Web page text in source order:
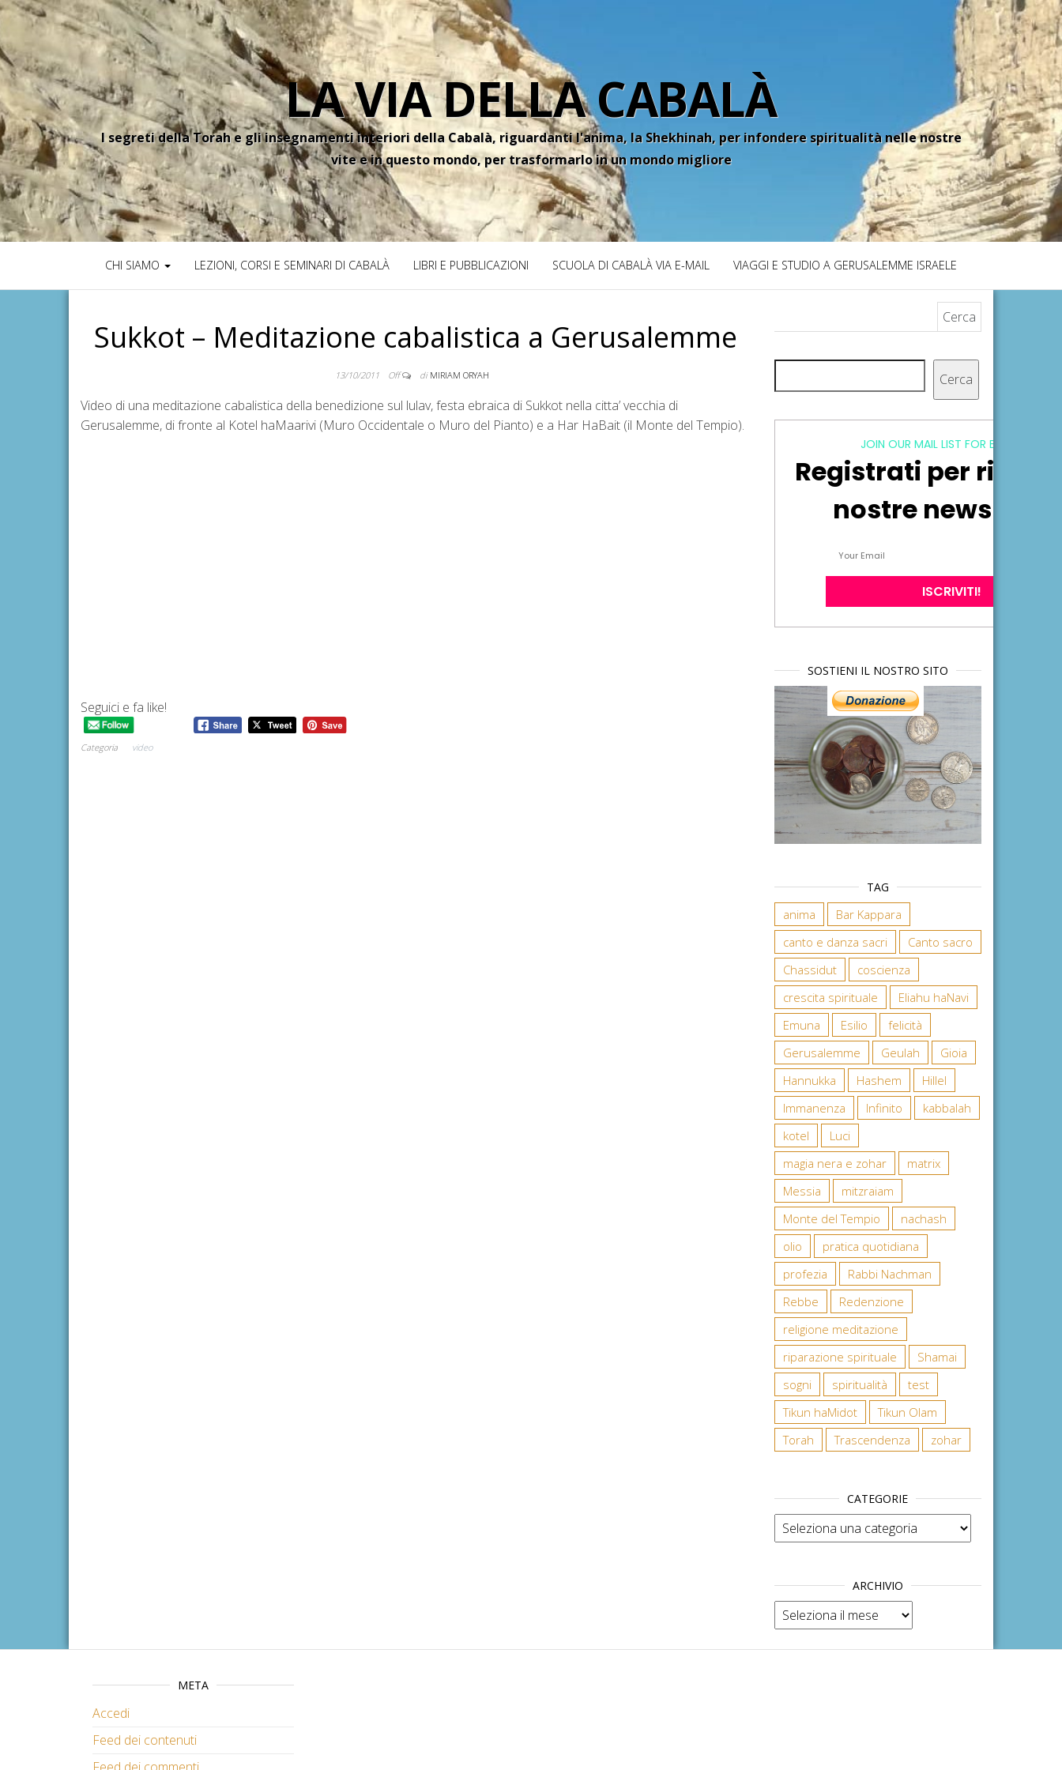
LA VIA DELLA CABALÀ
I segreti della Torah e gli insegnamenti interiori della Cabalà, riguardanti l'anima, la Shekhinah, per infondere spiritualità nelle nostre
vite e in questo mondo, per trasformarlo in un mondo migliore
CHI SIAMO LEZIONI, CORSI E SEMINARI DI CABALÀ LIBRI E PUBBLICAZIONI SCUOLA DI CABALÀ VIA E-MAIL VIAGGI E STUDIO A GERUSALEMME ISRAELE
Sukkot – Meditazione cabalistica a Gerusalemme
13/10/2011 Off di MIRIAM ORYAH
Video di una meditazione cabalistica della benedizione sul lulav, festa ebraica di Sukkot nella citta’ vecchia di
Gerusalemme, di fronte al Kotel haMaarivi (Muro Occidentale o Muro del Pianto) e a Har HaBait (il Monte del Tempio).
Seguici e fa like!
Categoria video
Cerca
JOIN OUR MAIL LIST FOR EXCLUSIVE
Registrati per
nostre
SOSTIENI IL NOSTRO SITO
TAG
anima
Bar Kappara
canto e danza sacri
Canto sacro
Chassidut
coscienza
crescita spirituale
Eliahu haNavi
Emuna
Esilio
felicità
Gerusalemme
Geulah
Gioia
Hannukka
Hashem
Hillel
Immanenza
Infinito
kabbalah
kotel
Luci
magia nera e zohar
matrix
Messia
mitzraiam
Monte del Tempio
nachash
olio
pratica quotidiana
profezia
Rabbi Nachman
Rebbe
Redenzione
religione meditazione
riparazione spirituale
Shamai
sogni
spiritualità
test
Tikun haMidot
Tikun Olam
Torah
Trascendenza zohar
CATEGORIE
Categorie
ARCHIVIO
Archivio
META
Accedi
Feed dei contenuti